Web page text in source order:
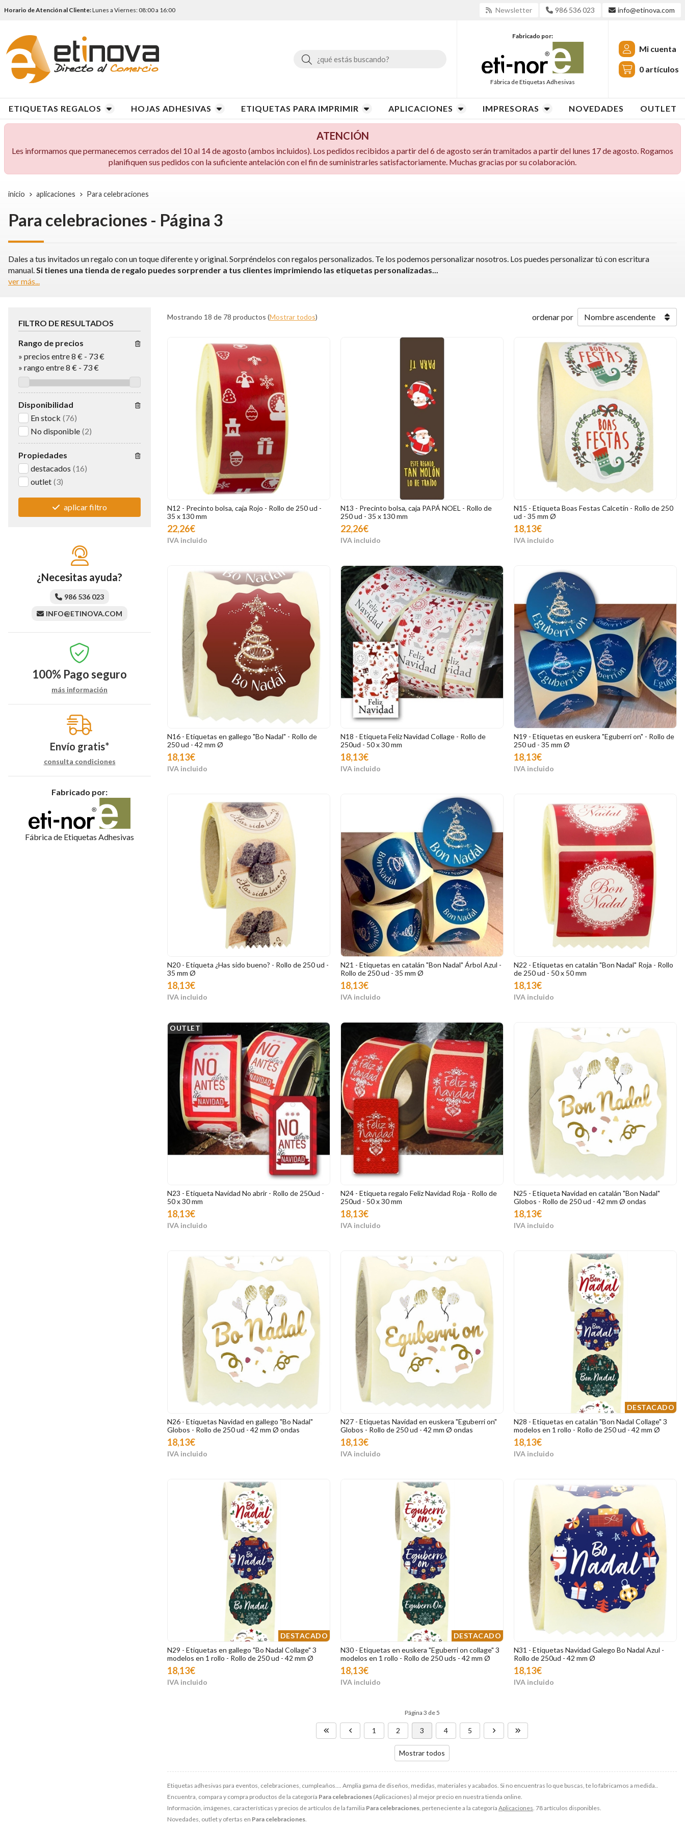
Horario de Atención al Cliente:Lunes a Viernes: 08:00 a 16:00 Newsletter 986 536 023 info@etinova.com
Buscar
Fabricado por:
Fábrica de Etiquetas Adhesivas
Mi cuenta
0 artículos
ETIQUETAS REGALOS HOJAS ADHESIVAS ETIQUETAS PARA IMPRIMIR APLICACIONES IMPRESORAS NOVEDADES OUTLET
ATENCIÓN
Les informamos que permanecemos cerrados del 10 al 14 de agosto (ambos incluidos). Los pedidos recibidos a partir del 6 de agosto serán tramitados a partir del lunes 17 de agosto. Rogamos
planifiquen sus pedidos con la suficiente antelación con el fin de suministrarles satisfactoriamente. Muchas gracias por su colaboración.
inicio aplicaciones Para celebraciones
Para celebraciones - Página 3
Dales a tus invitados un regalo con un toque diferente y original. Sorpréndelos con regalos personalizados. Te los podemos personalizar nosotros. Los puedes personalizar tú con escritura
manual. Si tienes una tienda de regalo puedes sorprender a tus clientes imprimiendo las etiquetas personalizadas
ver más...
Etiquetas adhesivas para eventos, celebraciones, cumpleaños.... Amplia gama de diseños, medidas, materiales y acabados. Si no encuentras lo que buscas, te lo fabricamos a medida..
Encuentra, compara y compra productos de la categoría Para celebraciones (Aplicaciones) al mejor precio en nuestra tienda online.
Información, imágenes, características y precios de artículos de la familia Para celebraciones , perteneciente a la categoría Aplicaciones . 78 artículos disponibles.
Novedades, outlet y ofertas en Para celebraciones
Mostrando 18 de 78 productos (Mostrar todos) ordenar por
N12 - Precinto bolsa, caja Rojo - Rollo de 250 ud -
35 x 130 mm
22,26€
N13 - Precinto bolsa, caja PAPÁ NOEL - Rollo de
250 ud - 35 x 130 mm
22,26€
N15 - Etiqueta Boas Festas Calcetín - Rollo de 250
ud - 35 mm Ø
18,13€
N16 - Etiquetas en gallego "Bo Nadal" - Rollo de
250 ud - 42 mm Ø
18,13€
N18 - Etiqueta Feliz Navidad Collage - Rollo de
250ud - 50 x 30 mm
18,13€
N19 - Etiquetas en euskera "Eguberri on" - Rollo de
250 ud - 35 mm Ø
18,13€
N20 - Etiqueta ¿Has sido bueno? - Rollo de 250 ud -
35 mm Ø
18,13€
N21 - Etiquetas en catalán "Bon Nadal" Árbol Azul -
Rollo de 250 ud - 35 mm Ø
18,13€
N22 - Etiquetas en catalán "Bon Nadal" Roja - Rollo
de 250 ud - 50 x 50 mm
18,13€
OUTLET
N23 - Etiqueta Navidad No abrir - Rollo de 250ud -
50 x 30 mm
18,13€
N24 - Etiqueta regalo Feliz Navidad Roja - Rollo de
250ud - 50 x 30 mm
18,13€
N25 - Etiqueta Navidad en catalán "Bon Nadal"
Globos - Rollo de 250 ud - 42 mm Ø ondas
18,13€
N26 - Etiquetas Navidad en gallego "Bo Nadal"
Globos - Rollo de 250 ud - 42 mm Ø ondas
18,13€
N27 - Etiquetas Navidad en euskera "Eguberri on"
Globos - Rollo de 250 ud - 42 mm Ø ondas
18,13€
DESTACADO
N28 - Etiquetas en catalán "Bon Nadal Collage" 3
modelos en 1 rollo - Rollo de 250 ud - 42 mm Ø
18,13€
DESTACADO
N29 - Etiquetas en gallego "Bo Nadal Collage" 3
modelos en 1 rollo - Rollo de 250 ud - 42 mm Ø
18,13€
DESTACADO
N30 - Etiquetas en euskera "Eguberri on collage" 3
modelos en 1 rollo - Rollo de 250 uds - 42 mm Ø
18,13€
N31 - Etiquetas Navidad Galego Bo Nadal Azul -
Rollo de 250ud - 42 mm Ø
18,13€
Página 3 de 5
1 2 3 4 5
Mostrar todos
FILTRO DE RESULTADOS
Rango de precios
» precios entre 8 € - 73 €
» rango entre8 € - 73€
Disponibilidad
En stock (76)
No disponible (2)
Propiedades
destacados (16)
outlet (3)
aplicar filtro
¿Necesitas ayuda?
986 536 023
INFO@ETINOVA.COM
100% Pago seguro
más información
Envío gratis*
consulta condiciones
Fabricado por:
Fábrica de Etiquetas Adhesivas